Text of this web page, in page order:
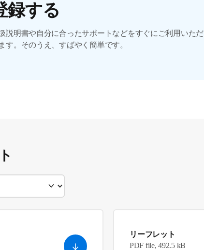
録する
説明書や自分に合ったサポートなどをすぐにご利用いただ
す。そのうえ、すばやく簡単です。
リーフレット
PDF file, 492.5 kB